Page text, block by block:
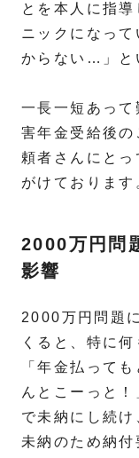
とを本人に指
ニックになっ
からない…」と
一長一短あっ
害年金受給後
頼者さんにと
がけております
2000万円問
影響
2000万円問題
くると、特に
「年金払って
んとこーっと！
で未納にし続
未納のため納